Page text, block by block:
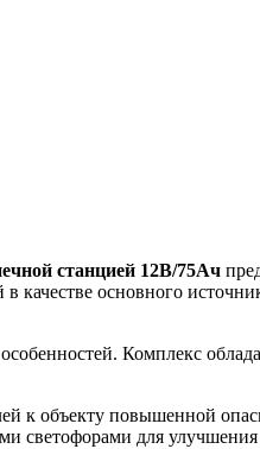
станцией 12В/75Ач
основного
Комплекс
к объекту повышенной
светофорами для улучшения